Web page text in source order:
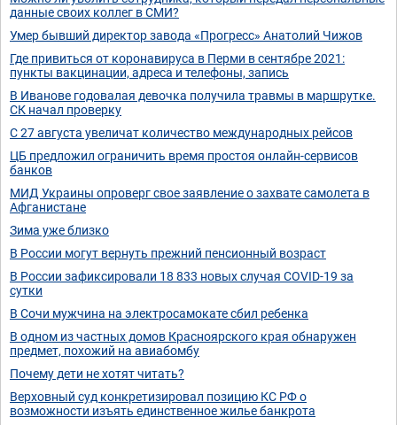
данные своих коллег в СМИ?
Умер бывший директор завода «Прогресс» Анатолий Чижов
Где привиться от коронавируса в Перми в сентябре 2021:
пункты вакцинации, адреса и телефоны, запись
В Иванове годовалая девочка получила травмы в маршрутке.
СК начал проверку
С 27 августа увеличат количество международных рейсов
ЦБ предложил ограничить время простоя онлайн-сервисов
банков
МИД Украины опроверг свое заявление о захвате самолета в
Афганистане
Зима уже близко
В России могут вернуть прежний пенсионный возраст
В России зафиксировали 18 833 новых случая COVID-19 за
сутки
В Сочи мужчина на электросамокате сбил ребенка
В одном из частных домов Красноярского края обнаружен
предмет, похожий на авиабомбу
Почему дети не хотят читать?
Верховный суд конкретизировал позицию КС РФ о
возможности изъять единственное жилье банкрота